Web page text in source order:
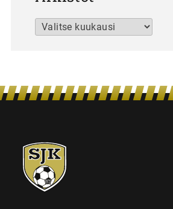
Arkistot
SJK-
juniorit